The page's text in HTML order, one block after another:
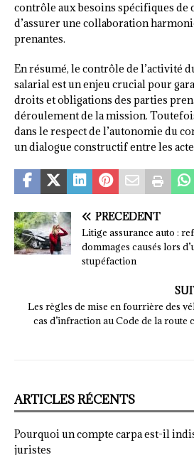
contrôle aux besoins spécifiques de
d’assurer une collaboration
prenantes.
En résumé, le contrôle de l’activité
salarial est un enjeu crucial pour
droits et obligations des parties
déroulement de la mission.
dans le respect de l’autonomie du
un dialogue constructif entre les
PRÉCÉDENT
Litige assurance auto :
dommages causés lors
stupéfaction
Les règles de mise en fourrière des
cas d’infraction au Code de la route
ARTICLES RÉCENTS
Pourquoi un compte carpa est-il
juristes